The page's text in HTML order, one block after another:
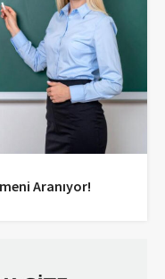
Aranıyor!